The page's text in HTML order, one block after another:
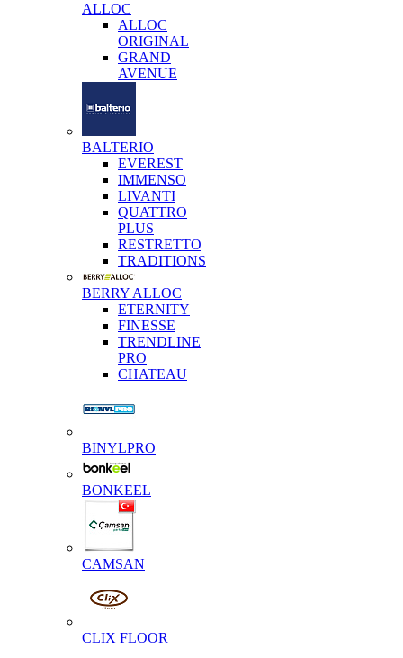
ALLOC
ALLOC
ORIGINAL
GRAND
AVENUE
BALTERIO
EVEREST
IMMENSO
LIVANTI
QUATTRO
PLUS
RESTRETTO
TRADITIONS
BERRY ALLOC
ETERNITY
FINESSE
TRENDLINE
PRO
CHATEAU
BINYLPRO
BONKEEL
CAMSAN
CLIX FLOOR